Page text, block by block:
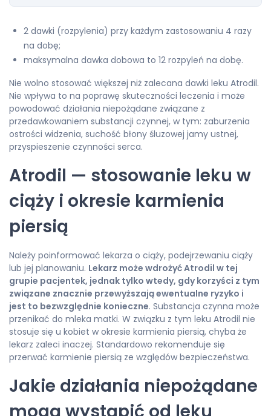
2 dawki (rozpylenia) przy każdym zastosowaniu 4 razy
na dobę;
maksymalna dawka dobowa to 12 rozpyleń na dobę.
Nie wolno stosować większej niż zalecana dawki leku Atrodil.
Nie wpływa to na poprawę skuteczności leczenia i może
powodować działania niepożądane związane z
przedawkowaniem substancji czynnej, w tym: zaburzenia
ostrości widzenia, suchość błony śluzowej jamy ustnej,
przyspieszenie czynności serca.
Atrodil — stosowanie leku w
ciąży i okresie karmienia
piersią
Należy poinformować lekarza o ciąży, podejrzewaniu ciąży
lub jej planowaniu. Lekarz może wdrożyć Atrodil w tej
grupie pacjentek, jednak tylko wtedy, gdy korzyści z tym
związane znacznie przewyższają ewentualne ryzyko i
jest to bezwzględnie konieczne. Substancja czynna może
przenikać do mleka matki. W związku z tym leku Atrodil nie
stosuje się u kobiet w okresie karmienia piersią, chyba że
lekarz zaleci inaczej. Standardowo rekomenduje się
przerwać karmienie piersią ze względów bezpieczeństwa.
Jakie działania niepożądane